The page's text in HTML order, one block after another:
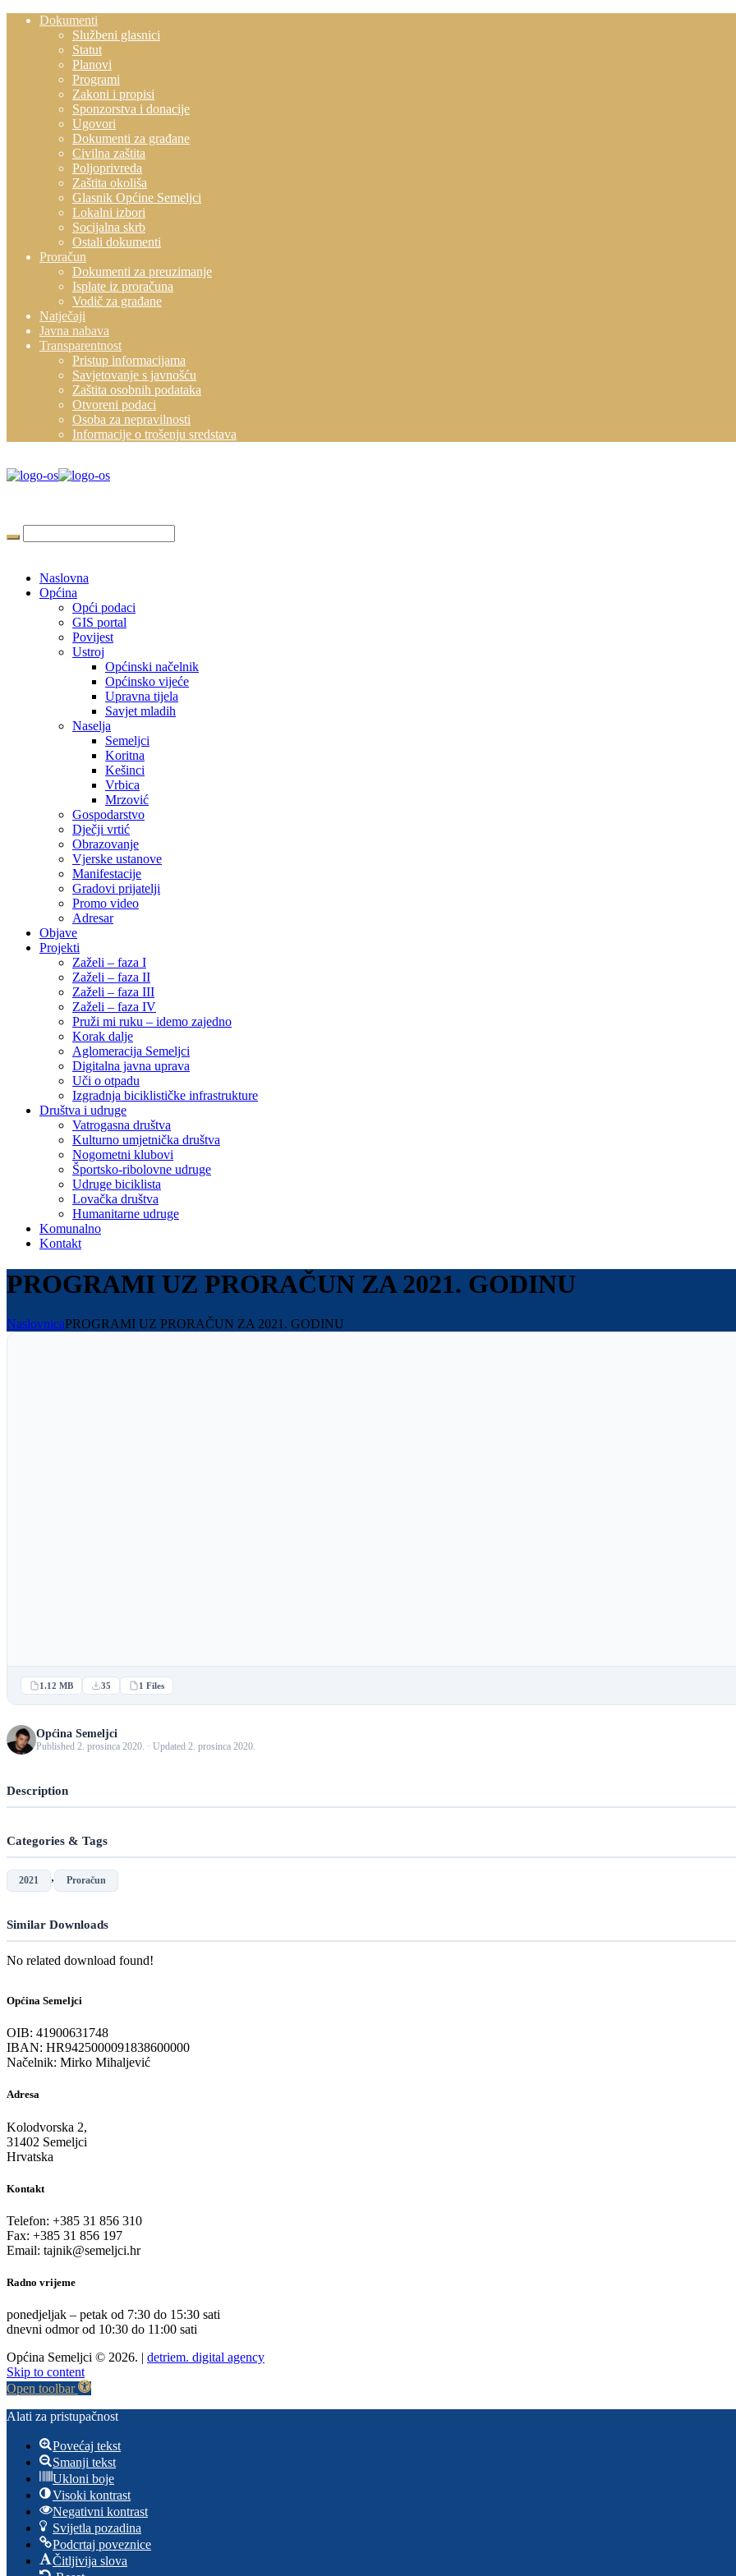
Dokumenti
Službeni glasnici
Statut
Planovi
Programi
Zakoni i propisi
Sponzorstva i donacije
Ugovori
Dokumenti za građane
Civilna zaštita
Poljoprivreda
Zaštita okoliša
Glasnik Općine Semeljci
Lokalni izbori
Socijalna skrb
Ostali dokumenti
Proračun
Dokumenti za preuzimanje
Isplate iz proračuna
Vodič za građane
Natječaji
Javna nabava
Transparentnost
Pristup informacijama
Savjetovanje s javnošću
Zaštita osobnih podataka
Otvoreni podaci
Osoba za nepravilnosti
Informacije o trošenju sredstava
Naslovna
Općina
Opći podaci
GIS portal
Povijest
Ustroj
Općinski načelnik
Općinsko vijeće
Upravna tijela
Savjet mladih
Naselja
Semeljci
Koritna
Kešinci
Vrbica
Mrzović
Gospodarstvo
Dječji vrtić
Obrazovanje
Vjerske ustanove
Manifestacije
Gradovi prijatelji
Promo video
Adresar
Objave
Projekti
Zaželi – faza I
Zaželi – faza II
Zaželi – faza III
Zaželi – faza IV
Pruži mi ruku – idemo zajedno
Korak dalje
Aglomeracija Semeljci
Digitalna javna uprava
Uči o otpadu
Izgradnja biciklističke infrastrukture
Društva i udruge
Vatrogasna društva
Kulturno umjetnička društva
Nogometni klubovi
Športsko-ribolovne udruge
Udruge biciklista
Lovačka društva
Humanitarne udruge
Komunalno
Kontakt
PROGRAMI UZ PRORAČUN ZA 2021. GODINU
NaslovnicaPROGRAMI UZ PRORAČUN ZA 2021. GODINU
1.12 MB 35 1 Files
Općina Semeljci
Published 2. prosinca 2020. · Updated 2. prosinca 2020.
Description
Categories & Tags
2021 , Proračun
Similar Downloads
No related download found!
Općina Semeljci
OIB: 41900631748
IBAN: HR9425000091838600000
Načelnik: Mirko Mihaljević
Adresa
Kolodvorska 2,
31402 Semeljci
Hrvatska
Kontakt
Telefon: +385 31 856 310
Fax: +385 31 856 197
Email: tajnik@semeljci.hr
Radno vrijeme
ponedjeljak – petak od 7:30 do 15:30 sati
dnevni odmor od 10:30 do 11:00 sati
Općina Semeljci © 2026. | detriem. digital agency
Skip to content
Open toolbar
Alati za pristupačnost
Povećaj tekst
Smanji tekst
Ukloni boje
Visoki kontrast
Negativni kontrast
Svijetla pozadina
Podcrtaj poveznice
Čitljivija slova